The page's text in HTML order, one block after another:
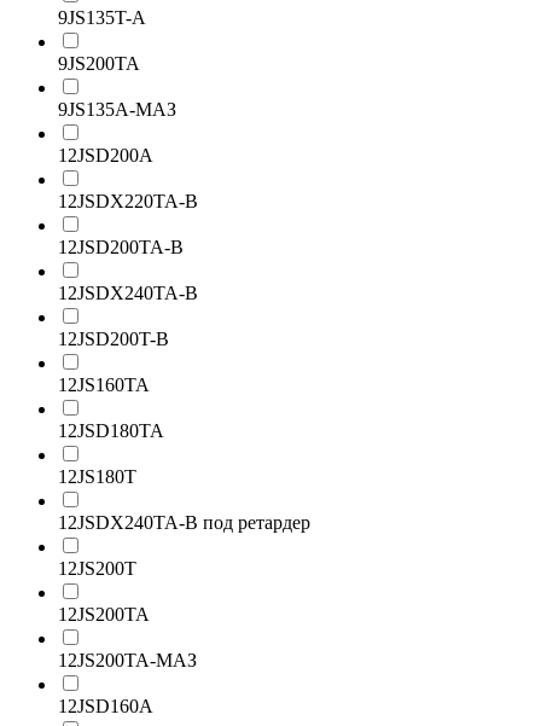
9JS135T-A
9JS200TA
9JS135A-МАЗ
12JSD200A
12JSDX220TA-B
12JSD200TA-B
12JSDX240TA-B
12JSD200T-B
12JS160TA
12JSD180TA
12JS180T
12JSDX240TA-B под ретардер
12JS200T
12JS200TA
12JS200TA-МАЗ
12JSD160A